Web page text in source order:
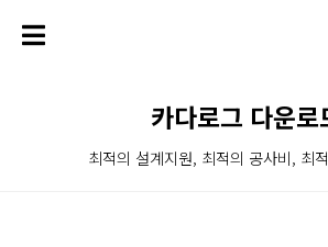
카다로그 다운로
최적의 설계지원, 최적의 공사비, 최